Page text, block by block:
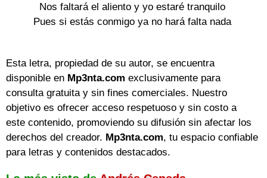
Nos faltará el aliento y yo estaré tranquilo
Pues si estás conmigo ya no hará falta nada
Esta letra, propiedad de su autor, se encuentra
disponible en Mp3nta.com exclusivamente para
consulta gratuita y sin fines comerciales. Nuestro
objetivo es ofrecer acceso respetuoso y sin costo a
este contenido, promoviendo su difusión sin afectar los
derechos del creador. Mp3nta.com, tu espacio confiable
para letras y contenidos destacados.